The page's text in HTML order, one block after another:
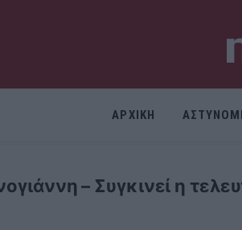
ΑΡΧΙΚΗ
– Συγκινεί η